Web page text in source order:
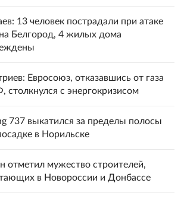
13 человек пострадали при атаке
Белгород, 4 жилых дома
Евросоюз, отказавшись от газа
столкнулся с энергокризисом
737 выкатился за пределы полосы
в Норильске
отметил мужество строителей,
в Новороссии и Донбассе